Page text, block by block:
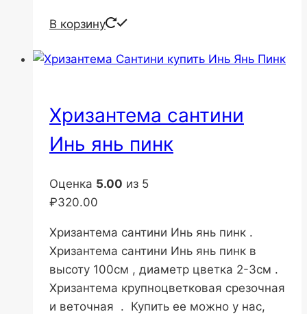
В корзину
Хризантема сантини
Инь янь пинк
Оценка 5.00 из 5
₽320.00
Хризантема сантини Инь янь пинк .
Хризантема сантини Инь янь пинк в
высоту 100см , диаметр цветка 2-3см .
Хризантема крупноцветковая срезочная
и веточная . Купить ее можно у нас,